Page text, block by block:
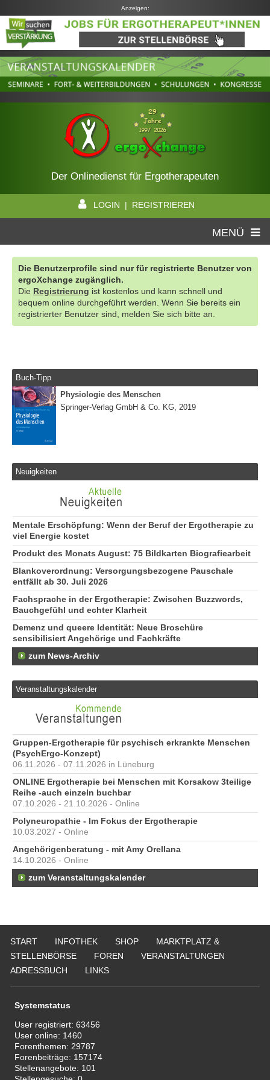
Anzeigen:
Der Onlinedienst für Ergotherapeuten
LOGIN | REGISTRIEREN
MENÜ
Die Benutzerprofile sind nur für registrierte Benutzer von
ergoXchange zugänglich.
Die Registrierung ist kostenlos und kann schnell und
bequem online durchgeführt werden. Wenn Sie bereits ein
registrierter Benutzer sind, melden Sie sich bitte an.
Buch-Tipp
Physiologie des Menschen
Springer-Verlag GmbH & Co. KG, 2019
Neuigkeiten
Mentale Erschöpfung: Wenn der Beruf der Ergotherapie zu
viel Energie kostet
Produkt des Monats August: 75 Bildkarten Biografiearbeit
Blankoverordnung: Versorgungsbezogene Pauschale
entfällt ab 30. Juli 2026
Fachsprache in der Ergotherapie: Zwischen Buzzwords,
Bauchgefühl und echter Klarheit
Demenz und queere Identität: Neue Broschüre
sensibilisiert Angehörige und Fachkräfte
zum News-Archiv
Veranstaltungskalender
Gruppen-Ergotherapie für psychisch erkrankte Menschen
(PsychErgo-Konzept)
06.11.2026 - 07.11.2026 in Lüneburg
ONLINE Ergotherapie bei Menschen mit Korsakow 3teilige
Reihe -auch einzeln buchbar
07.10.2026 - 21.10.2026 - Online
Polyneuropathie - Im Fokus der Ergotherapie
10.03.2027 - Online
Angehörigenberatung - mit Amy Orellana
14.10.2026 - Online
zum Veranstaltungskalender
START INFOTHEK SHOP
MARKTPLATZ &
STELLENBÖRSE
FOREN
VERANSTALTUNGEN
ADRESSBUCH
LINKS
Systemstatus
User registriert:63456
User online: 1460
Forenthemen: 29787
Forenbeiträge: 157174
Stellenangebote: 101